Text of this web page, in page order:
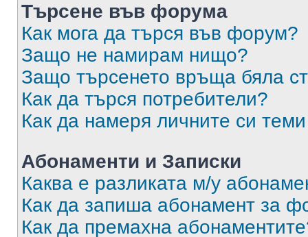
Търсене във форума
Как мога да търся във форум?
Защо не намирам нищо?
Защо търсенето връща бяла
Как да търся потребители?
Как да намеря личните си
Абонаменти и Записки
Каква е разликата м/у
Как да запиша абонамент за
Как да премахна